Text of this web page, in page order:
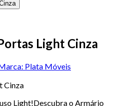
Light Cinza
Plata Móveis
Cinza
Light!Descubra o Armário